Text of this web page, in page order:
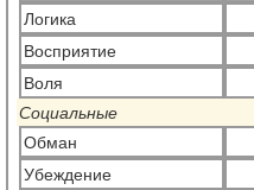
Логика
Восприятие
Воля
Социальные
Обман
Убеждение